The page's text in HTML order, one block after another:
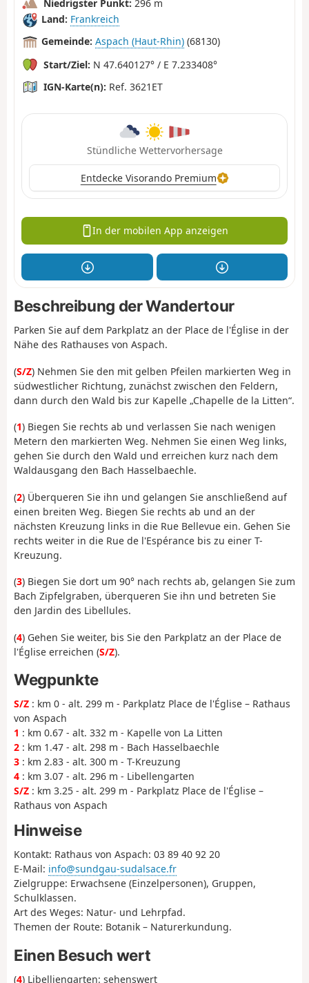
Niedrigster Punkt: 296 m
Land: Frankreich
Gemeinde: Aspach (Haut-Rhin) (68130)
Start/Ziel: N 47.640127° / E 7.233408°
IGN-Karte(n): Ref. 3621ET
Stündliche Wettervorhersage
Entdecke Visorando Premium
In der mobilen App anzeigen
Beschreibung der Wandertour
Parken Sie auf dem Parkplatz an der Place de l'Église in der
Nähe des Rathauses von Aspach.
(S/Z) Nehmen Sie den mit gelben Pfeilen markierten Weg in
südwestlicher Richtung, zunächst zwischen den Feldern,
dann durch den Wald bis zur Kapelle „Chapelle de la Litten“.
(1) Biegen Sie rechts ab und verlassen Sie nach wenigen
Metern den markierten Weg. Nehmen Sie einen Weg links,
gehen Sie durch den Wald und erreichen kurz nach dem
Waldausgang den Bach Hasselbaechle.
(2) Überqueren Sie ihn und gelangen Sie anschließend auf
einen breiten Weg. Biegen Sie rechts ab und an der
nächsten Kreuzung links in die Rue Bellevue ein. Gehen Sie
rechts weiter in die Rue de l'Espérance bis zu einer T-
Kreuzung.
(3) Biegen Sie dort um 90° nach rechts ab, gelangen Sie zum
Bach Zipfelgraben, überqueren Sie ihn und betreten Sie
den Jardin des Libellules.
(4) Gehen Sie weiter, bis Sie den Parkplatz an der Place de
l'Église erreichen (S/Z).
Wegpunkte
S/Z : km 0 - alt. 299 m - Parkplatz Place de l'Église – Rathaus
von Aspach
1 : km 0.67 - alt. 332 m - Kapelle von La Litten
2 : km 1.47 - alt. 298 m - Bach Hasselbaechle
3 : km 2.83 - alt. 300 m - T-Kreuzung
4 : km 3.07 - alt. 296 m - Libellengarten
S/Z : km 3.25 - alt. 299 m - Parkplatz Place de l'Église –
Rathaus von Aspach
Hinweise
Kontakt: Rathaus von Aspach: 03 89 40 92 20
E-Mail: info@sundgau-sudalsace.fr
Zielgruppe: Erwachsene (Einzelpersonen), Gruppen,
Schulklassen.
Art des Weges: Natur- und Lehrpfad.
Themen der Route: Botanik – Naturerkundung.
Einen Besuch wert
(4) Libelliengarten: sehenswert